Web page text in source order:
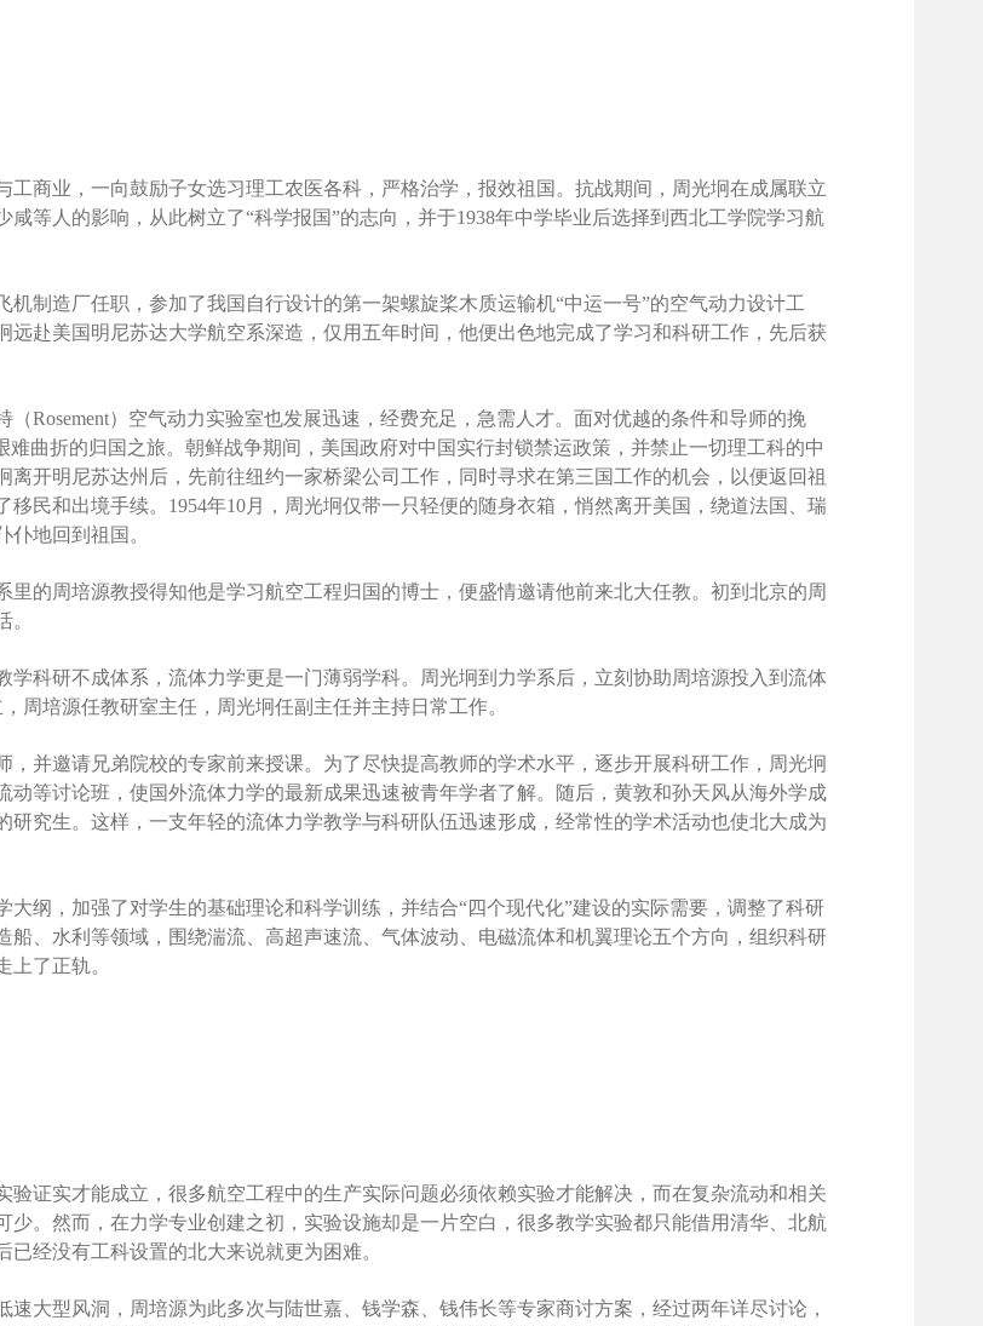
工商业，一向鼓励子女选习理工农医各科，严格治学，报效祖国。抗战期间，周光坰在成属联立
等人的影响，从此树立了“科学报国”的志向，并于1938年中学毕业后选择到西北工学院学习航
制造厂任职，参加了我国自行设计的第一架螺旋桨木质运输机“中运一号”的空气动力设计工
远赴美国明尼苏达大学航空系深造，仅用五年时间，他便出色地完成了学习和科研工作，先后获
Rosement）空气动力实验室也发展迅速，经费充足，急需人才。面对优越的条件和导师的挽
曲折的归国之旅。朝鲜战争期间，美国政府对中国实行封锁禁运政策，并禁止一切理工科的中
开明尼苏达州后，先前往纽约一家桥梁公司工作，同时寻求在第三国工作的机会，以便返回祖
民和出境手续。1954年10月，周光坰仅带一只轻便的随身衣箱，悄然离开美国，绕道法国、瑞
地回到祖国。
的周培源教授得知他是学习航空工程归国的博士，便盛情邀请他前来北大任教。初到北京的周
。
科研不成体系，流体力学更是一门薄弱学科。周光坰到力学系后，立刻协助周培源投入到流体
周培源任教研室主任，周光坰任副主任并主持日常工作。
并邀请兄弟院校的专家前来授课。为了尽快提高教师的学术水平，逐步开展科研工作，周光坰
等讨论班，使国外流体力学的最新成果迅速被青年学者了解。随后，黄敦和孙天风从海外学成
究生。这样，一支年轻的流体力学教学与科研队伍迅速形成，经常性的学术活动也使北大成为
纲，加强了对学生的基础理论和科学训练，并结合“四个现代化”建设的实际需要，调整了科研
、水利等领域，围绕湍流、高超声速流、气体波动、电磁流体和机翼理论五个方向，组织科研
了正轨。
证实才能成立，很多航空工程中的生产实际问题必须依赖实验才能解决，而在复杂流动和相关
。然而，在力学专业创建之初，实验设施却是一片空白，很多教学实验都只能借用清华、北航
经没有工科设置的北大来说就更为困难。
大型风洞，周培源为此多次与陆世嘉、钱学森、钱伟长等专家商讨方案，经过两年详尽讨论，